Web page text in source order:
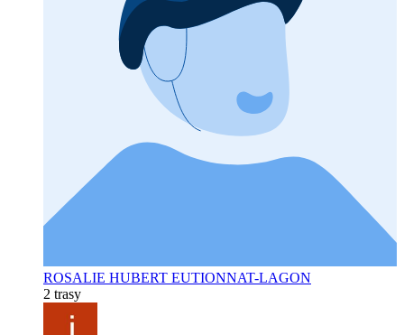
ROSALIE HUBERT EUTIONNAT-LAGON
2 trasy